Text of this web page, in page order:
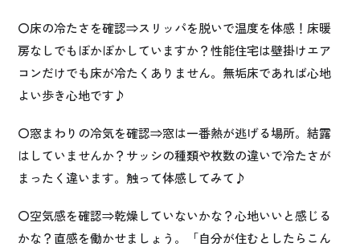
〇床の冷たさを確認⇒スリッパを脱いで温度を体感！床暖
房なしでもぽかぽかしていますか？性能住宅は壁掛けエア
コンだけでも床が冷たくありません。無垢床であれば心地
よい歩き心地です♪
〇窓まわりの冷気を確認⇒窓は一番熱が逃げる場所。結露
はしていませんか？サッシの種類や枚数の違いで冷たさが
まったく違います。触って体感してみて♪
〇空気感を確認⇒乾燥していないかな？心地いいと感じる
かな？直感を働かせましょう。「自分が住むとしたらこん